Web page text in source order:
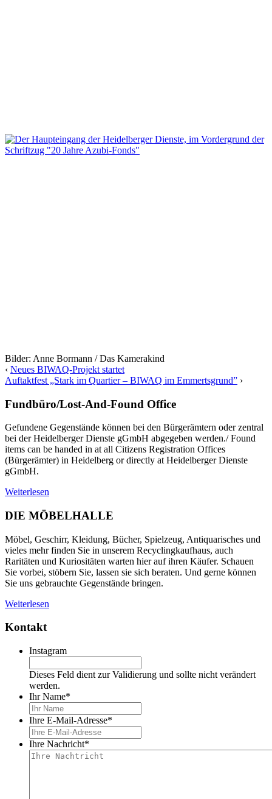
Bilder: Anne Bormann / Das Kamerakind
‹ Neues BIWAQ-Projekt startet
Auftaktfest „Stark im Quartier – BIWAQ im Emmertsgrund” ›
Fundbüro/Lost-And-Found Office
Gefundene Gegenstände können bei den Bürgerämtern oder zentral
bei der Heidelberger Dienste gGmbH abgegeben werden./ Found
items can be handed in at all Citizens Registration Offices
(Bürgerämter) in Heidelberg or directly at Heidelberger Dienste
gGmbH.
Weiterlesen
DIE MÖBELHALLE
Möbel, Geschirr, Kleidung, Bücher, Spielzeug, Antiquarisches und
vieles mehr finden Sie in unserem Recyclingkaufhaus, auch
Raritäten und Kuriositäten warten hier auf ihren Käufer. Schauen
Sie vorbei, stöbern Sie, lassen sie sich beraten. Und gerne können
Sie uns gebrauchte Gegenstände bringen.
Weiterlesen
Kontakt
Instagram
Dieses Feld dient zur Validierung und sollte nicht verändert
werden.
Ihr Name*
Ihre E-Mail-Adresse*
Ihre Nachricht*